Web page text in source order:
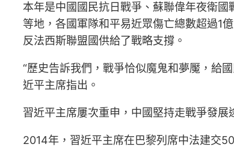
本年是中國國民抗日戰爭、蘇聯偉年夜衛
等地，各國軍隊和平易近眾傷亡總數超過1
反法西斯聯盟國供給了戰略支撐。
“歷史告訴我們，戰爭恰似魔鬼和夢魘，給
近平主席指出。
習近平主席屢次重申，中國堅持走戰爭發
2014年，習近平主席在巴黎列席中法建交